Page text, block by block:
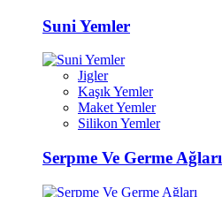
Suni Yemler
Jigler
Kaşık Yemler
Maket Yemler
Silikon Yemler
Serpme Ve Germe Ağları